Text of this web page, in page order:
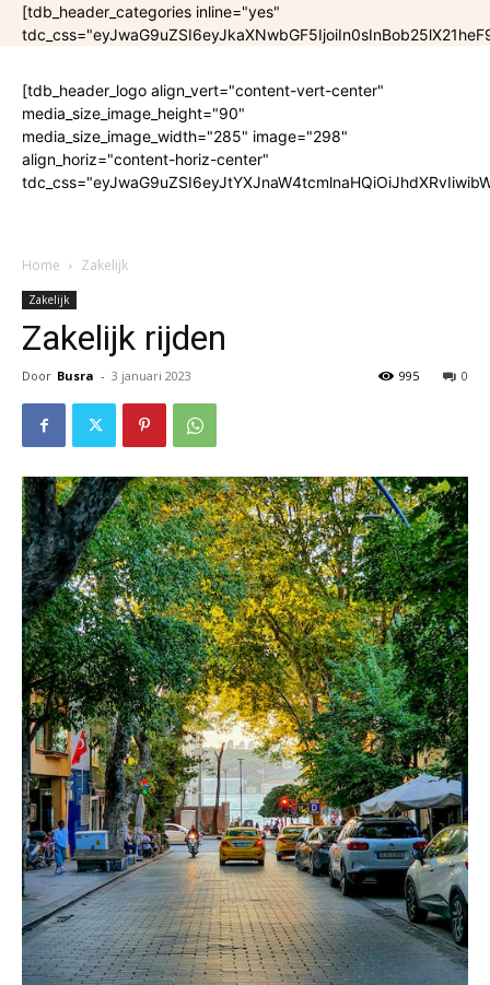
[tdb_header_categories inline="yes"
[tdb_header_logo align_vert="content-vert-center"
media_size_image_height="90"
media_size_image_width="285" image="298"
align_horiz="content-horiz-center"
Home Zakelijk
Zakelijk
Zakelijk rijden
Door Busra - 3 januari 2023 0
995